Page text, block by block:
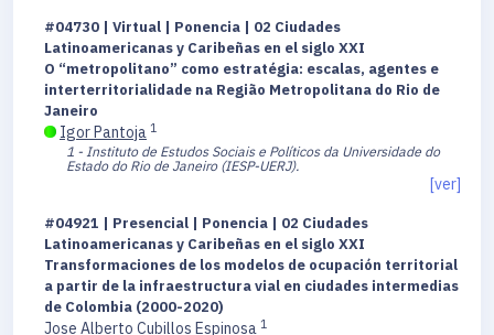
#04730 | Virtual | Ponencia | 02 Ciudades
Latinoamericanas y Caribeñas en el siglo XXI
O “metropolitano” como estratégia: escalas, agentes e
interterritorialidade na Região Metropolitana do Rio de
Janeiro
Igor Pantoja 1
1 - Instituto de Estudos Sociais e Políticos da Universidade do
Estado do Rio de Janeiro (IESP-UERJ).
[ver]
#04921 | Presencial | Ponencia | 02 Ciudades
Latinoamericanas y Caribeñas en el siglo XXI
Transformaciones de los modelos de ocupación territorial
a partir de la infraestructura vial en ciudades intermedias
de Colombia (2000-2020)
Jose Alberto Cubillos Espinosa 1